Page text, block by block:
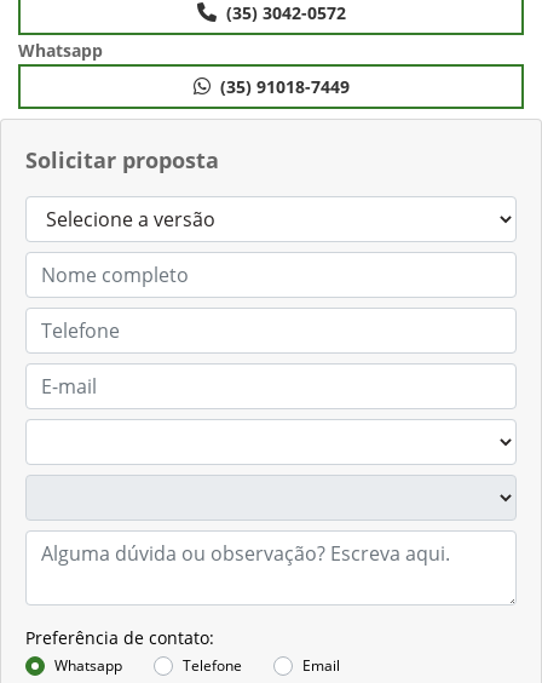
Solicitar proposta
Preferência de contato:
Whatsapp Telefone Email
(35) 3042-0572
Whatsapp
(35) 91018-7449